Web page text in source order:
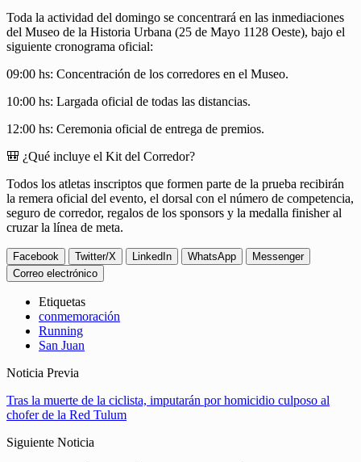
Toda la actividad del domingo se concentrará en las inmediaciones
del Museo de la Historia Urbana (25 de Mayo 1128 Oeste), bajo el
siguiente cronograma oficial:
09:00 hs: Concentración de los corredores en el Museo.
10:00 hs: Largada oficial de todas las distancias.
12:00 hs: Ceremonia oficial de entrega de premios.
🎒 ¿Qué incluye el Kit del Corredor?
Todos los atletas inscriptos que formen parte de la prueba recibirán
la remera oficial del evento, el dorsal con el número de competencia,
seguro de corredor, regalos de los sponsors y la medalla finisher al
cruzar la línea de meta.
Facebook Twitter/X LinkedIn WhatsApp
Messenger
Correo electrónico
Etiquetas
conmemoración
Running
San Juan
Noticia Previa
Tras la muerte de la ciclista, imputarán por homicidio culposo al
chofer de la Red Tulum
Siguiente Noticia